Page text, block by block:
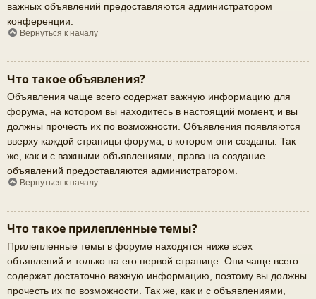
важных объявлений предоставляются администратором
конференции.
Вернуться к началу
Что такое объявления?
Объявления чаще всего содержат важную информацию для
форума, на котором вы находитесь в настоящий момент, и вы
должны прочесть их по возможности. Объявления появляются
вверху каждой страницы форума, в котором они созданы. Так
же, как и с важными объявлениями, права на создание
объявлений предоставляются администратором.
Вернуться к началу
Что такое прилепленные темы?
Прилепленные темы в форуме находятся ниже всех
объявлений и только на его первой странице. Они чаще всего
содержат достаточно важную информацию, поэтому вы должны
прочесть их по возможности. Так же, как и с объявлениями,